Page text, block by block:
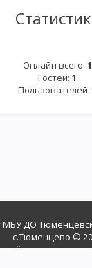
Онлайн всего: 1
Гостей: 1
Пользователей:
МБУ ДО
с.Тюменцево ©
конструктор